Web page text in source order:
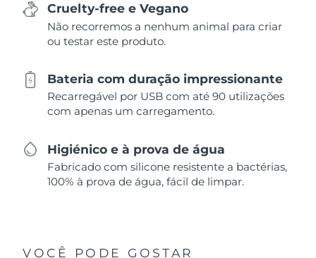
Cruelty-free e Vegano
Não recorremos a nenhum animal para criar
ou testar este produto.
Bateria com duração impressionante
Recarregável por USB com até 90 utilizações
com apenas um carregamento.
Higiénico e à prova de água
Fabricado com silicone resistente a bactérias,
100% à prova de água, fácil de limpar.
VOCÊ PODE GOSTAR